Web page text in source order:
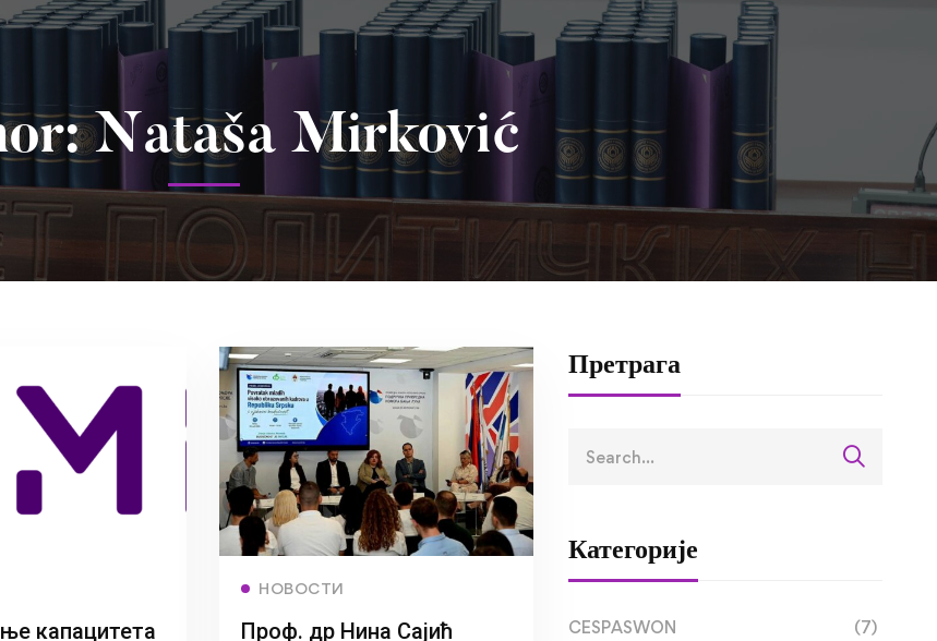
Nataša Mirković
капацитета
НОВОСТИ
Проф. др Нина Сајић
Претрага
Категорије
CESPASWON (7)